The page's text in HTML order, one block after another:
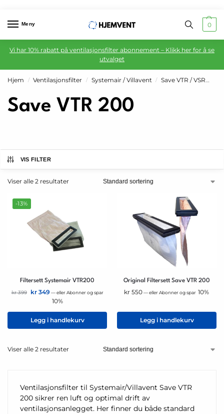
Meny 0
Vi har 10% rabatt på ventilasjonsfilter abonnement – Klikk her for å se
utvalget
Hjem / Ventilasjonsfilter / Systemair / Villavent / Save VTR / VSR
Save VTR 200
VIS FILTER
Viser alle 2 resultater
-13%
Filtersett Systemair VTR200
kr399 kr349 —eller Abonner og spar
10%
Legg i handlekurv
Original Filtersett Save VTR 200
kr 550 —eller Abonner og spar 10%
Legg i handlekurv
Viser alle 2 resultater
Ventilasjonsfilter til Systemair/Villavent Save VTR
200 sikrer ren luft og optimal drift av
ventilasjonsanlegget. Her finner du både standard